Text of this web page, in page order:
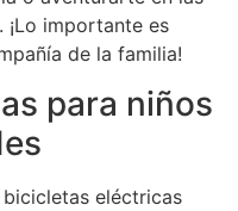
importante es
de la familia!
para niños
eléctricas